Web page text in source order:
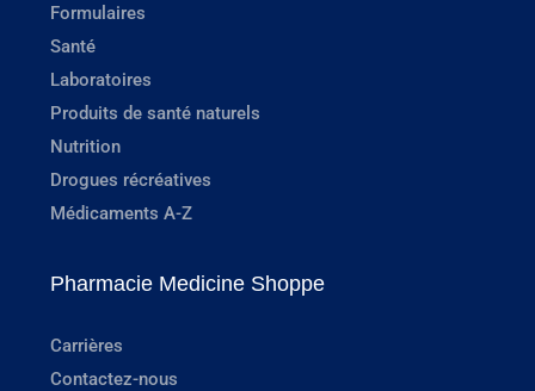
Formulaires
Santé
Laboratoires
Produits de santé naturels
Nutrition
Drogues récréatives
Médicaments A-Z
Pharmacie Medicine Shoppe
Carrières
Contactez-nous